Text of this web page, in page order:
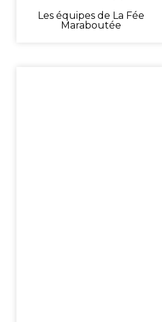
Les équipes de La Fée
Maraboutée